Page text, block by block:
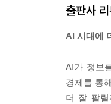
출판사
AI 시대에
AI가 정보
경제를 통
더 잘 팔